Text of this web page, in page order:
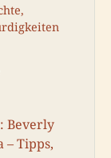
Beverly
– Tipps,